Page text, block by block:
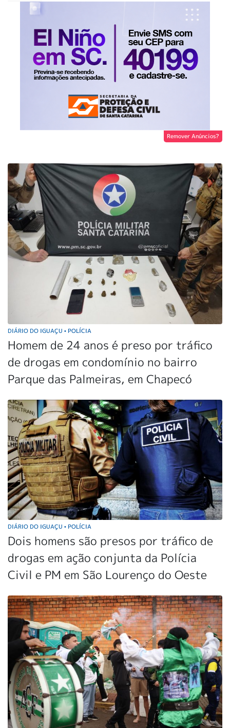
Remover Anúncios?
DIÁRIO DO IGUAÇU • POLÍCIA
Homem de 24 anos é preso por tráfico
de drogas em condomínio no bairro
Parque das Palmeiras, em Chapecó
DIÁRIO DO IGUAÇU • POLÍCIA
Dois homens são presos por tráfico de
drogas em ação conjunta da Polícia
Civil e PM em São Lourenço do Oeste